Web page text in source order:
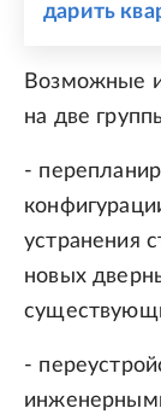
дарить
Возможные
на две
-
устранения
новых
-